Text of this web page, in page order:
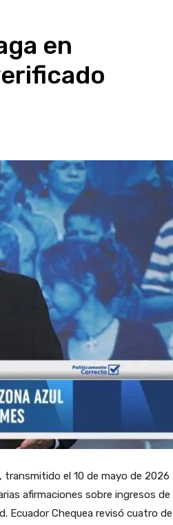
en
, transmitido el 10 de mayo de 2026
afirmaciones sobre ingresos de
Ecuador Chequea revisó cuatro de